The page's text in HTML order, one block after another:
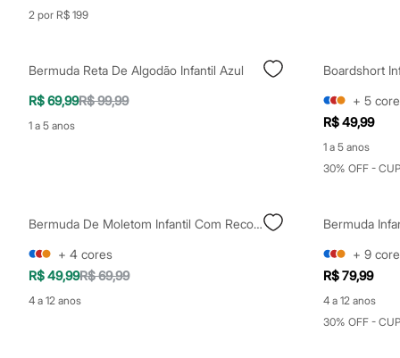
Acessórios
Cintos
Carteiras
Óculos
Relógios
Calçados
Moda esportiva
Bermudas
Camisetas
Calças
Calçados
2 por R$ 199
Bermuda Reta De Algodão Infantil Azul
R$ 69,99R$ 99,99
1 a 5 anos
Boardshort
+ 5
R$ 49,99
1 a 5 anos
30% OFF -
Bermuda De Moletom Infantil Com Recortes Azul
+ 4 cores
R$ 49,99R$ 69,99
4 a 12 anos
+ 9
R$ 79,99
4 a 12 anos
30% OFF -